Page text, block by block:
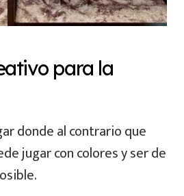
para la
donde al contrario que
jugar con colores y ser de